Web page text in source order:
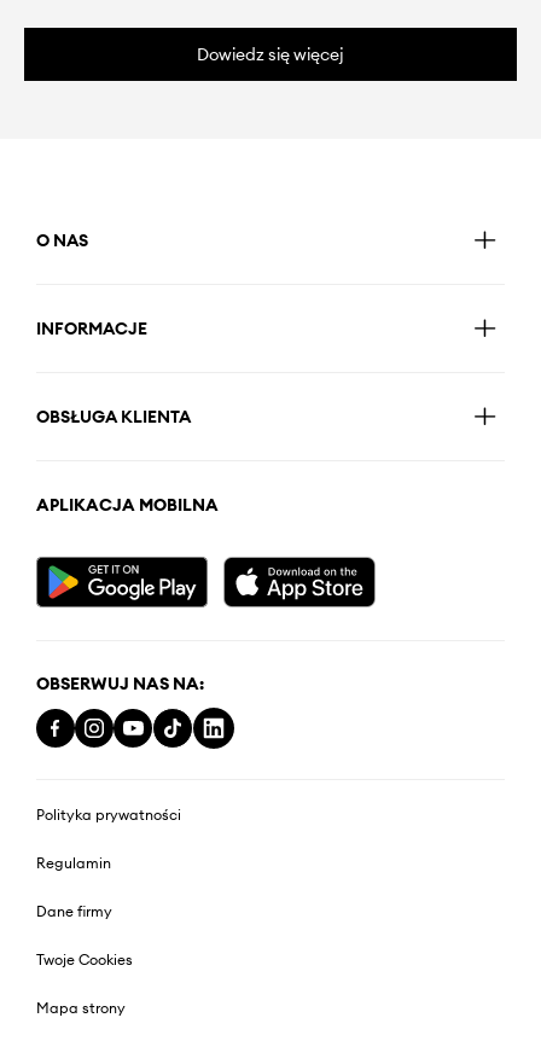
Dowiedz się więcej
O NAS
INFORMACJE
OBSŁUGA KLIENTA
APLIKACJA MOBILNA
OBSERWUJ NAS NA:
Polityka prywatności
Regulamin
Dane firmy
Twoje Cookies
Mapa strony